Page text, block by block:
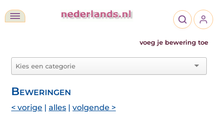
voeg je bewering toe
Beweringen
< vorige | alles | volgende >